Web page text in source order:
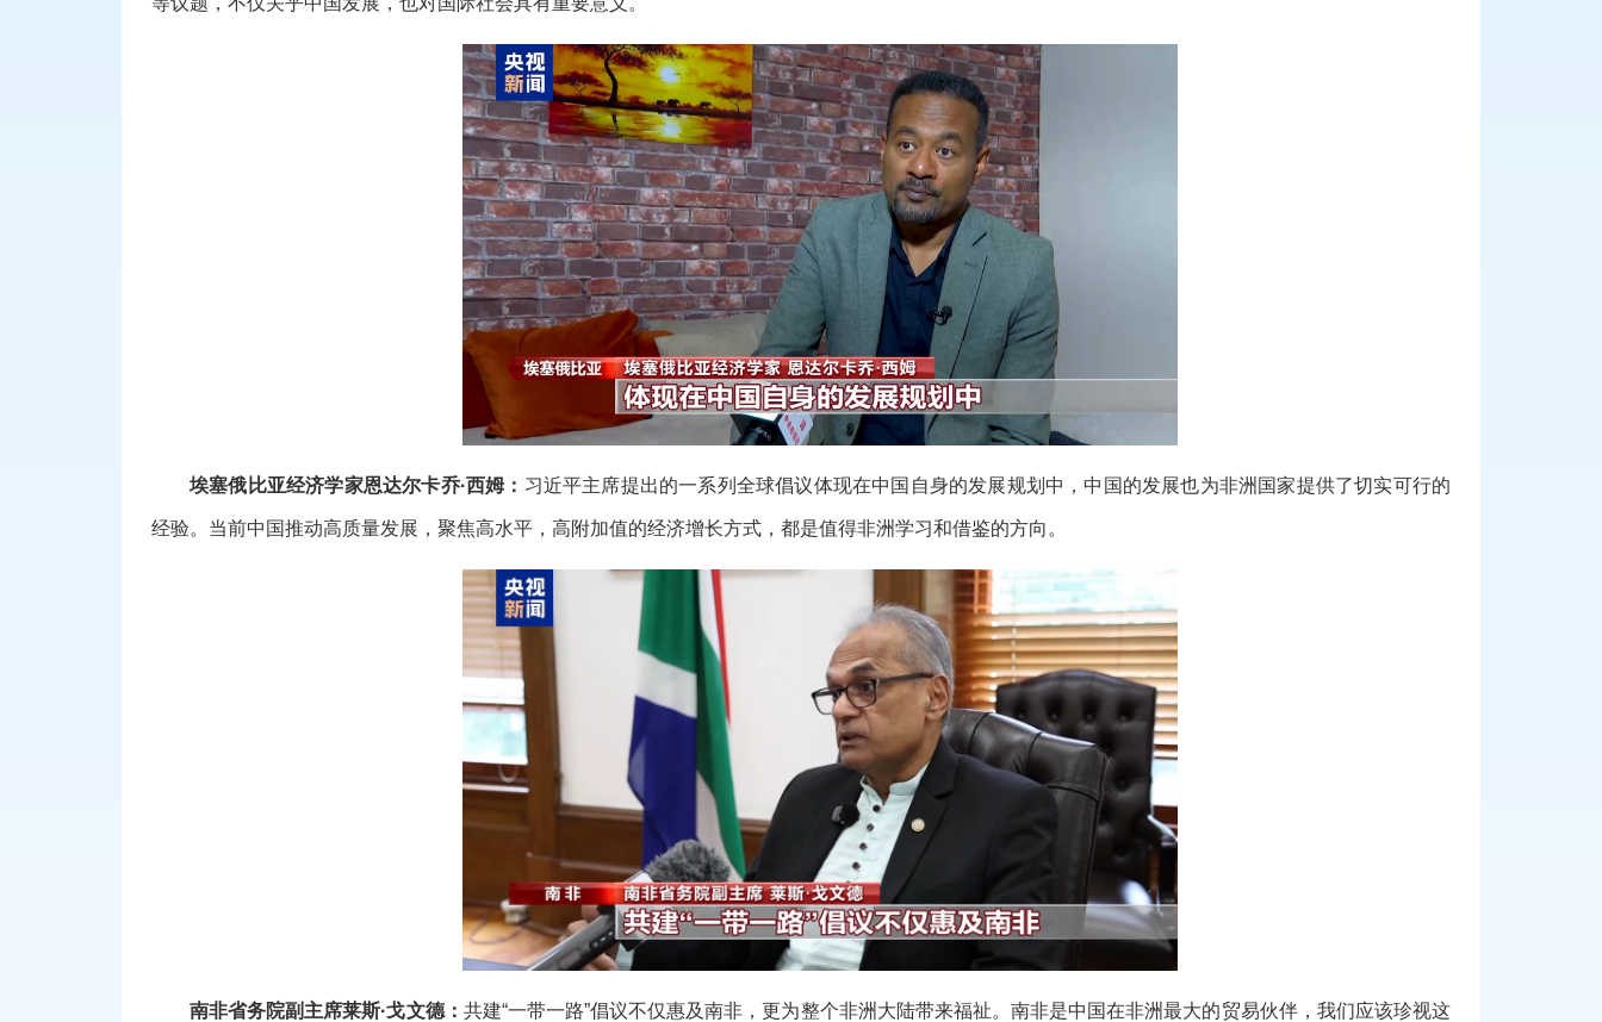
埃塞俄比亚经济学家恩达尔卡乔·西姆： 习近平主席提出的一系列全球倡议体现在中国自身的发展规划中，中国的发展也为非洲国家提供了切实可行的
经验。当前中国推动高质量发展，聚焦高水平，高附加值的经济增长方式，都是值得非洲学习和借鉴的方向。
南非省务院副主席莱斯·戈文德： 共建“一带一路”倡议不仅惠及南非，更为整个非洲大陆带来福祉。南非是中国在非洲最大的贸易伙伴，我们应该珍视这